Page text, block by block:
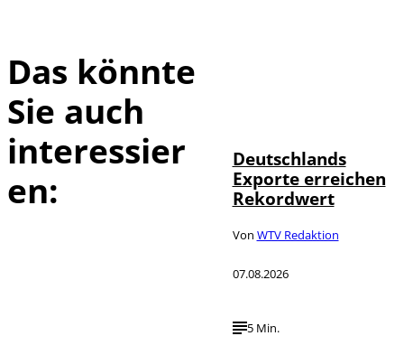
Das könnte
Sie auch
interessier
en:
Deutschlands
Exporte erreichen
Rekordwert
Von WTV Redaktion
07.08.2026
5 Min.